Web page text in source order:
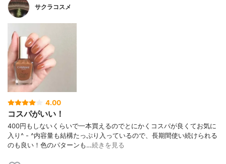
サクラコスメ
4.00
コスパがいい！
400円もしないくらいで一本買えるのでとにかくコスパが良くてお気に
入り^ - ^内容量も結構たっぷり入っているので、長期間使い続けられる
のも良い！色のパターンも…続きを見る